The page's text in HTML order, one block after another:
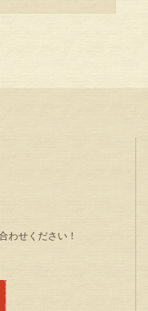
わせください！